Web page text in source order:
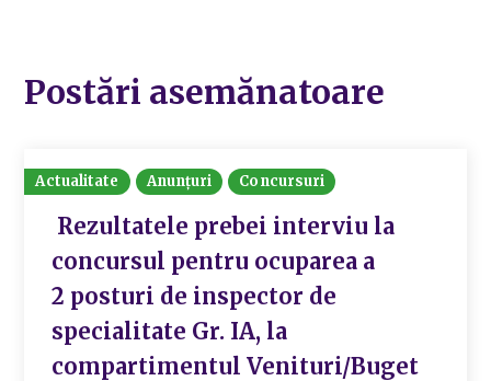
Postări asemănatoare
Actualitate Anunțuri Concursuri
Rezultatele prebei interviu la
concursul pentru ocuparea a
2 posturi de inspector de
specialitate Gr. IA, la
compartimentul Venituri/Buget